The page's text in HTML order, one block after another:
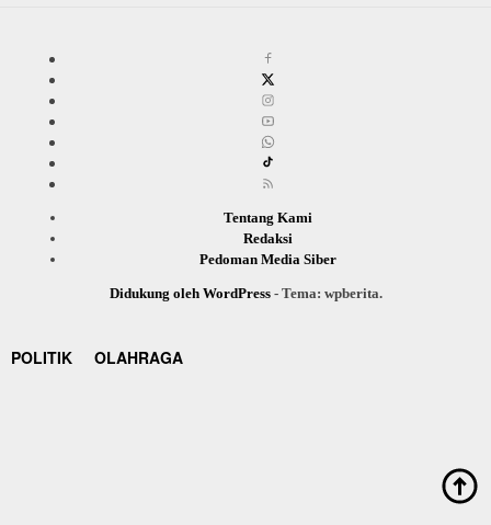
Tentang Kami
Redaksi
Pedoman Media Siber
Didukung oleh WordPress - Tema: wpberita.
POLITIK OLAHRAGA